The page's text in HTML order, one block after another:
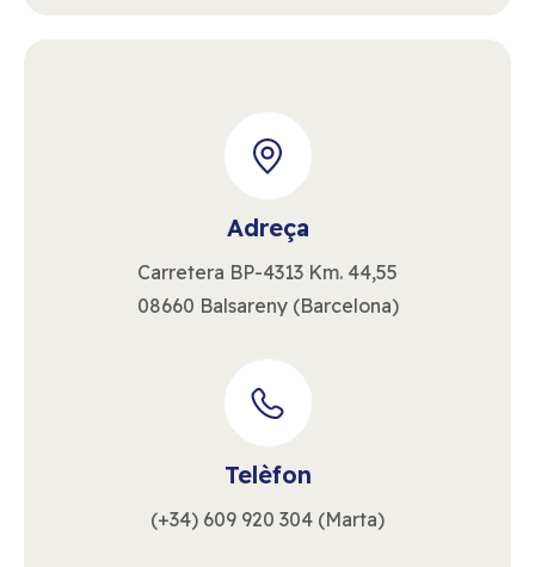
Adreça
Carretera BP-4313 Km. 44,55
08660 Balsareny (Barcelona)
Telèfon
(+34) 609 920 304 (Marta)